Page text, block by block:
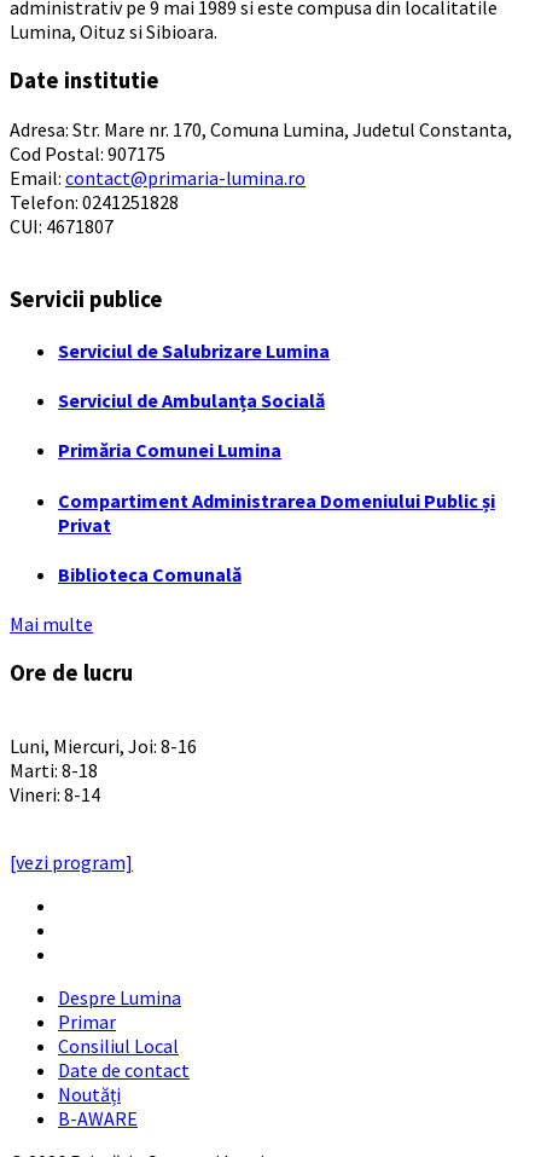
administrativ pe 9 mai 1989 si este compusa din localitatile
Lumina, Oituz si Sibioara.
Date institutie
Adresa: Str. Mare nr. 170, Comuna Lumina, Judetul Constanta,
Cod Postal: 907175
Email: contact@primaria-lumina.ro
Telefon: 0241251828
CUI: 4671807
Servicii publice
Serviciul de Salubrizare Lumina
Serviciul de Ambulanța Socială
Primăria Comunei Lumina
Compartiment Administrarea Domeniului Public și
Privat
Biblioteca Comunală
Mai multe
Ore de lucru
Luni, Miercuri, Joi: 8-16
Marti: 8-18
Vineri: 8-14
[vezi program]
Despre Lumina
Primar
Consiliul Local
Date de contact
Noutăți
B-AWARE